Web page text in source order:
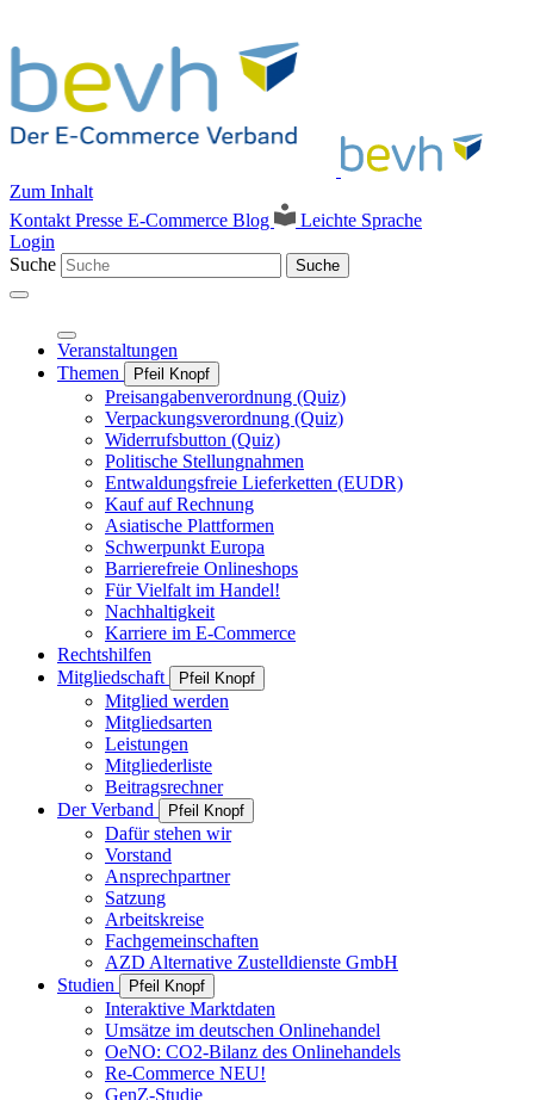
Zum Inhalt
Kontakt Presse E-Commerce Blog
Leichte Sprache
Login
Suche
Suche
Veranstaltungen
Themen
Pfeil Knopf
Preisangabenverordnung (Quiz)
Verpackungsverordnung (Quiz)
Widerrufsbutton (Quiz)
Politische Stellungnahmen
Entwaldungsfreie Lieferketten (EUDR)
Kauf auf Rechnung
Asiatische Plattformen
Schwerpunkt Europa
Barrierefreie Onlineshops
Für Vielfalt im Handel!
Nachhaltigkeit
Karriere im E-Commerce
Rechtshilfen
Mitgliedschaft
Pfeil Knopf
Mitglied werden
Mitgliedsarten
Leistungen
Mitgliederliste
Beitragsrechner
Der Verband
Pfeil Knopf
Dafür stehen wir
Vorstand
Ansprechpartner
Satzung
Arbeitskreise
Fachgemeinschaften
AZD Alternative Zustelldienste GmbH
Studien
Pfeil Knopf
Interaktive Marktdaten
Umsätze im deutschen Onlinehandel
OeNO: CO2-Bilanz des Onlinehandels
Re-Commerce NEU!
GenZ-Studie